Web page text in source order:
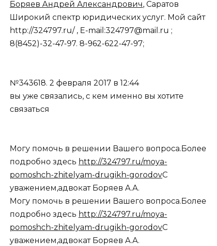
Боряев Андрей Александрович, Саратов
Широкий спектр юридических услуг. Мой сайт
http://324797.ru/ , E-mail:324797@mail.ru ;
8(8452)-32-47-97. 8-962-622-47-97;
№343618. 2 февраля 2017 в 12:44
вы уже связались, с кем именно вы хотите
связаться
Могу помочь в решении Вашего вопроса.Более
подробно здесь http://324797.ru/moya-
pomoshch-zhitelyam-drugikh-gorodovС
уважением,адвокат Боряев А.А.
Могу помочь в решении Вашего вопроса.Более
подробно здесь http://324797.ru/moya-
pomoshch-zhitelyam-drugikh-gorodovС
уважением,адвокат Боряев А.А.